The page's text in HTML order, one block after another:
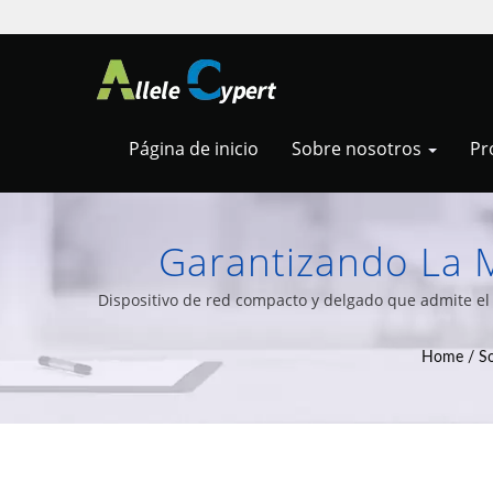
Página de inicio Sobre nosotros
Garantizando La
Puertos De
Soluciones De
Dispositivo de red compacto y delgado que admite
y una amplia variedad
Home /